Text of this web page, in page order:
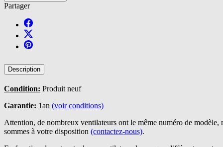
Partager
Description
Condition: Produit neuf
Garantie: 1an (voir conditions)
Attention, de nombreux ventilateurs ont le même numéro de
sommes à votre disposition (contactez-nous).